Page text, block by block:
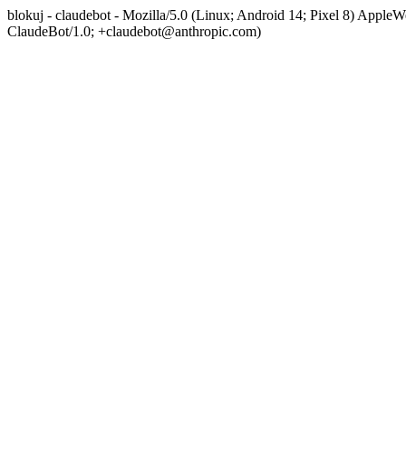
blokuj - claudebot - Mozilla/5.0 (Linux; Android 14; Pixel 8)
ClaudeBot/1.0; +claudebot@anthropic.com)